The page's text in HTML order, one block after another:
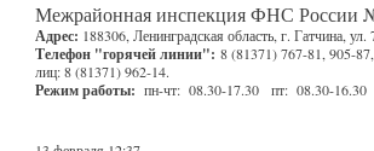
Межрайонная инспекция ФНС России
Адрес: 188306, Ленинградская область, г. Гатчина,
Телефон "горячей линии": 8 (81371) 767-81, 905-
лиц: 8 (81371) 962-14.
Режим работы: пн-чт: 08.30-17.30 пт: 08.30-16.30